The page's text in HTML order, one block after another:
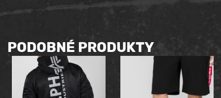
PODOBNÉ PRODUKTY